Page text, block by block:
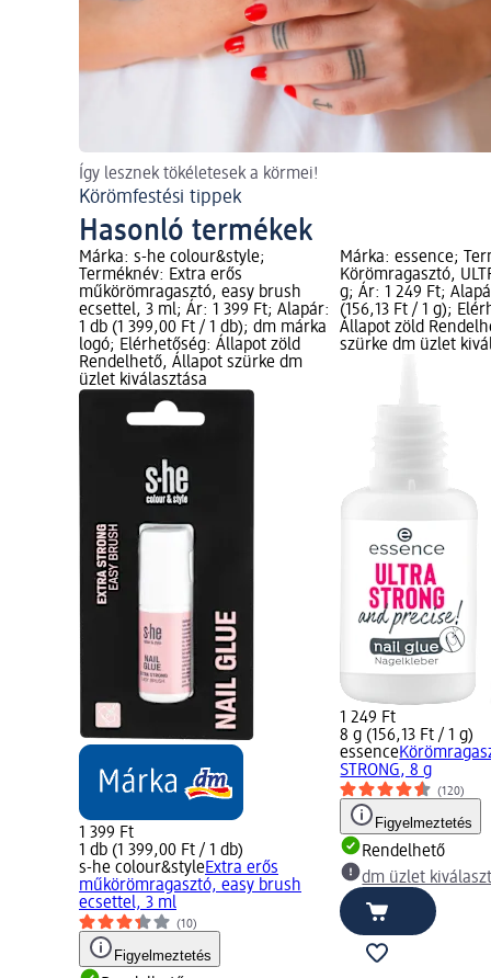
Így lesznek tökéletesek a körmei!
Körömfestési tippek
Hasonló termékek
Márka: s-he colour&style;
Terméknév: Extra erős
műkörömragasztó, easy brush
ecsettel, 3 ml; Ár: 1 399 Ft; Alapár:
1 db (1 399,00 Ft / 1 db); dm márka
logó; Elérhetőség: Állapot zöld
Rendelhető, Állapot szürke dm
üzlet kiválasztása
1 399 Ft
1 db (1 399,00 Ft / 1 db)
s-he colour&styleExtra erős
műkörömragasztó, easy brush
ecsettel, 3 ml
(10)
Figyelmeztetés
Márka: essence;
Körömragasztó,
g; Ár: 1 249 Ft;
(156,13 Ft / 1 g);
Állapot zöld
szürke dm üzlet
1 249 Ft
8 g (156,13 Ft / 1 g)
essence
STRONG, 8 g
(120)
Figyelmeztetés
Rendelhető
dm üzlet